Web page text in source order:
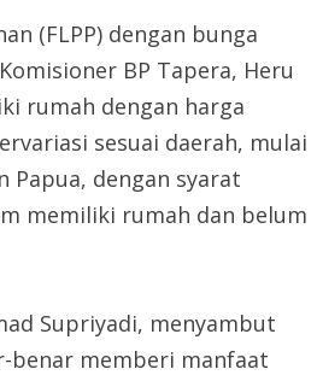
(FLPP) dengan bunga
BP Tapera, Heru
rumah dengan harga
sesuai daerah, mulai
Papua, dengan syarat
memiliki rumah dan belum
Supriyadi, menyambut
benar memberi manfaat